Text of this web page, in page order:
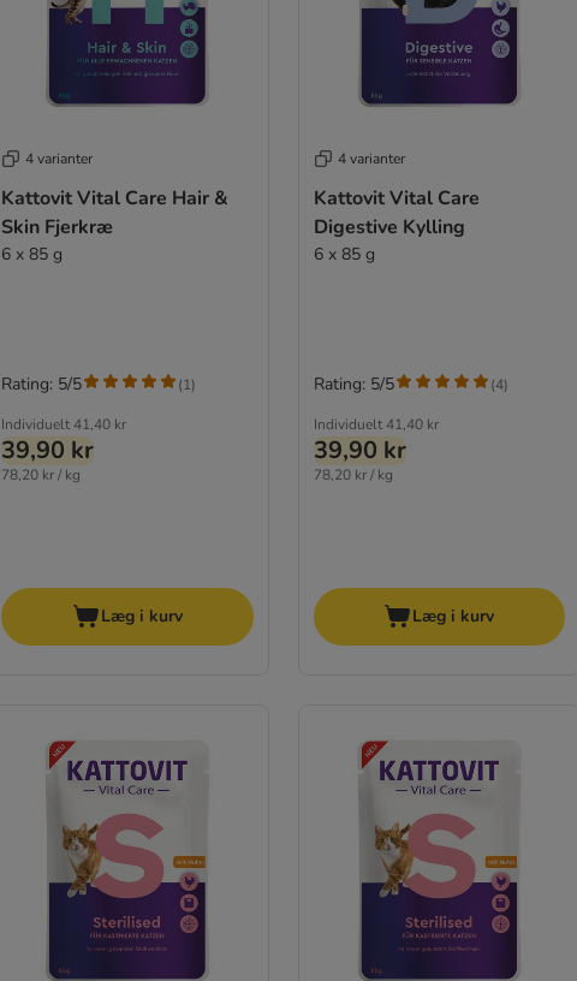
4 varianter
Kattovit Vital Care Hair &
Skin Fjerkræ
6 x 85 g
Individuelt41,40 kr
39,90 kr
78,20 kr / kg
Rating: 5/5 (1)
Læg i kurv
4 varianter
Kattovit Vital Care
Digestive Kylling
6 x 85 g
Individuelt 41,40 kr
39,90 kr
78,20 kr / kg
Rating: 5/5 (4)
Læg i kurv